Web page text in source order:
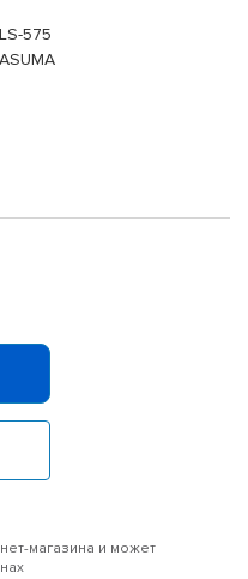
575
магазина и может